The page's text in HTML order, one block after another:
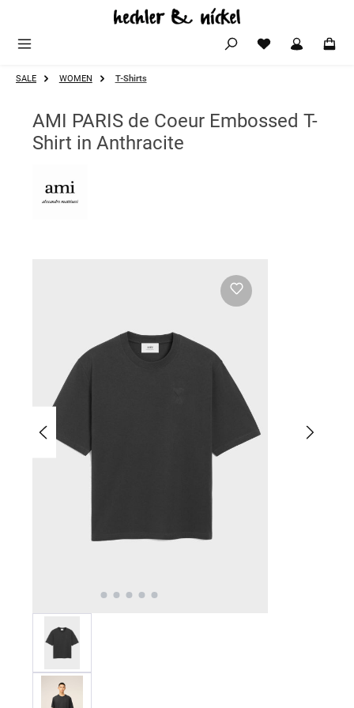
Zum Hauptinhalt springen
SALE WOMEN T-Shirts
AMI PARIS de Coeur Embossed T-
Shirt in Anthracite